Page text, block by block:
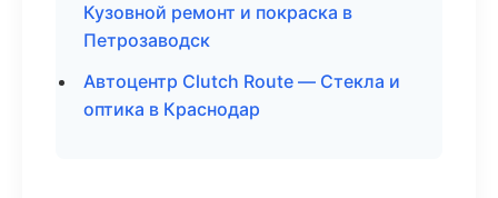
Кузовной ремонт и покраска в
Петрозаводск
Автоцентр Clutch Route — Стекла и
оптика в Краснодар